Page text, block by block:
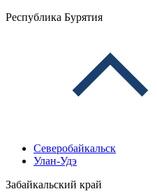
Республика Бурятия
Северобайкальск
Улан-Удэ
Забайкальский край